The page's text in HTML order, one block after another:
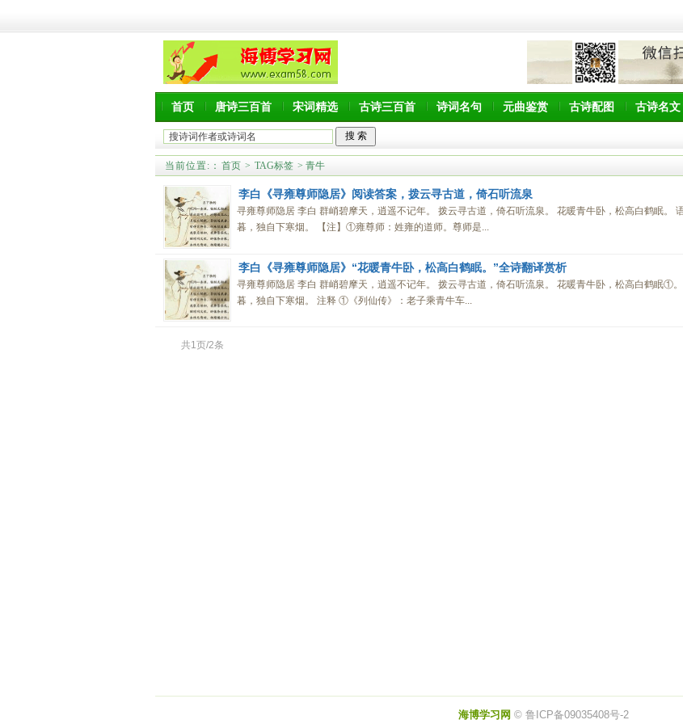
首页 唐诗三百首 宋词精选 古诗三百首 诗词名句 元曲鉴赏 古诗配图 古诗名文
当前位置: ： 首页 > TAG标签 > 青牛
李白《寻雍尊师隐居》阅读答案，拨云寻古道，倚石听流泉
寻雍尊师隐居 李白 群峭碧摩天，逍遥不记年。 拨云寻古道，倚石听流泉。 花暖青牛卧，松高白鹤眠。
暮，独自下寒烟。 【注】①雍尊师：姓雍的道师。尊师是...
李白《寻雍尊师隐居》“花暖青牛卧，松高白鹤眠。”全诗翻译赏析
寻雍尊师隐居 李白 群峭碧摩天，逍遥不记年。 拨云寻古道，倚石听流泉。 花暖青牛卧，松高白鹤眠①
暮，独自下寒烟。 注释 ①《列仙传》：老子乘青牛车...
共1页/2条
海博学习网 © 鲁ICP备09035408号-2